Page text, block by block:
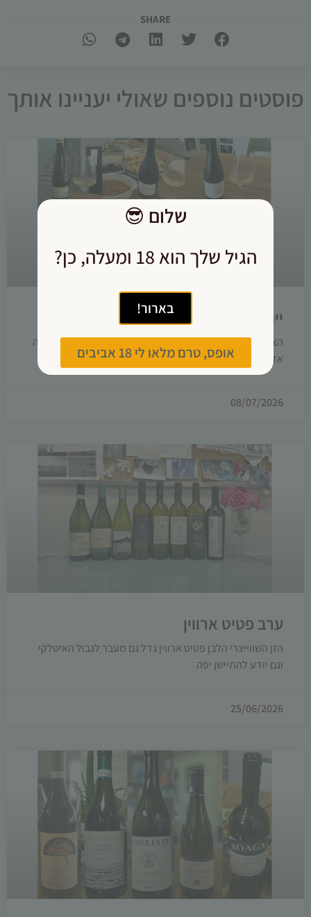
SHARE​
פוסטים נוספים שאולי יעניינו אותך
יינות לתחילת הקיץ
הצטברו אצלי הרבה רשמים, והכיוון לאחרונה כלל דווקא הרבה
אדומים, שהימים החמים לא הרתיעו אותם.
08/07/2026
ערב פטיט ארווין
הזן השווייצרי הלבן פטיט ארווין גדל גם מעבר לגבול האיטלקי
וגם יודע להתיישן יפה
25/06/2026
שלום 😎
הגיל שלך הוא 18 ומעלה, כן?
בארור!
אופס, טרם מלאו לי 18 אביבים